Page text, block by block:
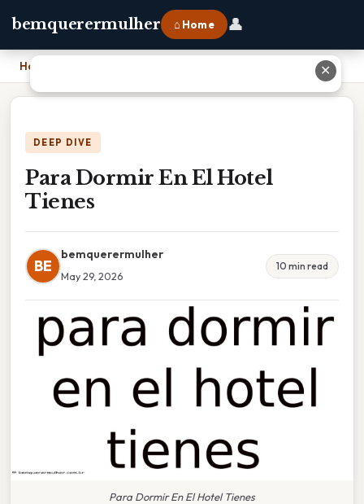
bemquerermulher ⌂ Home 👤
Home
DEEP DIVE
Para Dormir En El Hotel
Tienes
BE
bemquerermulher
May 29, 2026
10 min read
Para Dormir En El Hotel Tienes
✕